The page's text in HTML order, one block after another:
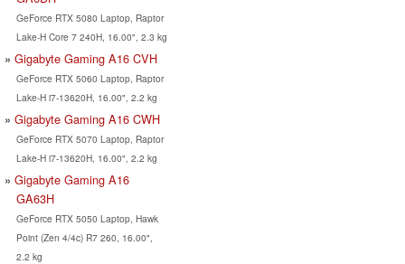
GeForce RTX 5080 Laptop, Raptor
Lake-H Core 7 240H, 16.00", 2.3 kg
Gigabyte Gaming A16 CVH
GeForce RTX 5060 Laptop, Raptor
Lake-H i7-13620H, 16.00", 2.2 kg
Gigabyte Gaming A16 CWH
GeForce RTX 5070 Laptop, Raptor
Lake-H i7-13620H, 16.00", 2.2 kg
Gigabyte Gaming A16
GA63H
GeForce RTX 5050 Laptop, Hawk
Point (Zen 4/4c) R7 260, 16.00",
2.2 kg